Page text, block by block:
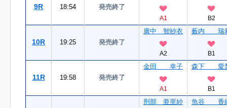
9R 18:54 発売終了
A1 B2
10R 19:25 発売終了
廣中 智紗衣
A2
薮内 瑞
B1
11R 19:58 発売終了
金田 幸子
A1
森下 愛
B1
刑部 亜里紗 魚谷 香